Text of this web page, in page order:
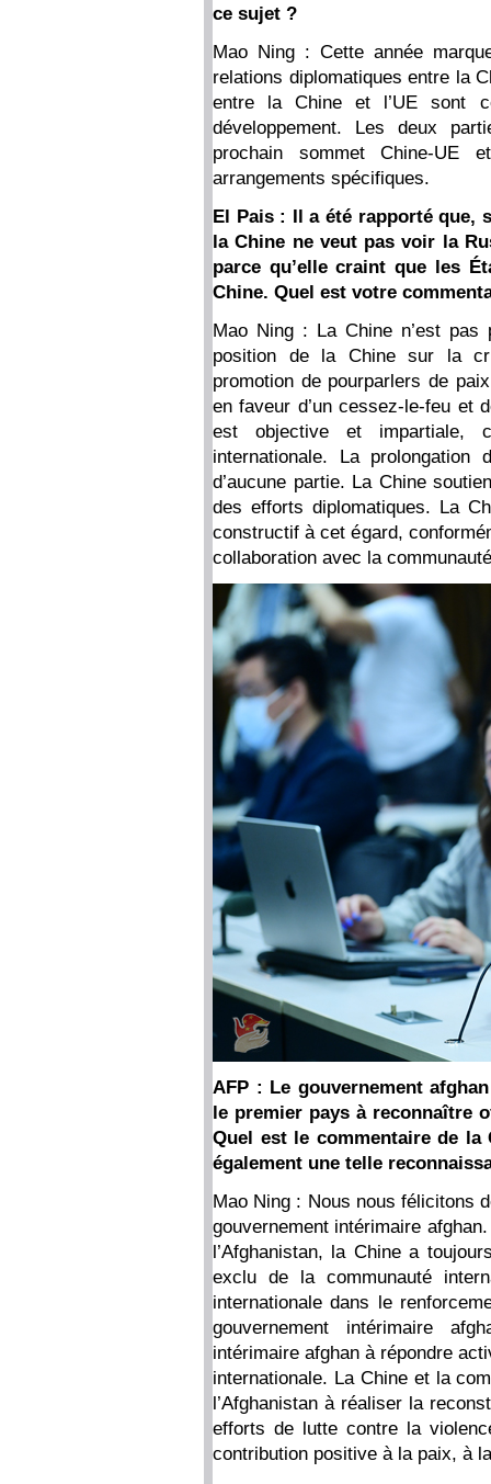
ce sujet ?
Mao Ning : Cette année
relations diplomatiques entre la
entre la Chine et l’UE sont
développement. Les deux
prochain sommet Chine-UE
arrangements spécifiques.
El Pais : Il a été rapporté que,
la Chine ne veut pas voir la
parce qu’elle craint que les
Chine. Quel est votre
Mao Ning : La Chine n’est pas
position de la Chine sur la
promotion de pourparlers de
en faveur d’un cessez-le-feu et
est objective et impartiale,
internationale. La
d’aucune partie. La Chine
des efforts diplomatiques. La
constructif à cet égard,
collaboration avec la
AFP : Le gouvernement
le premier pays à reconnaître
Quel est le commentaire de la
également une telle
Mao Ning : Nous nous félicitons
gouvernement intérimaire
l’Afghanistan, la Chine a
exclu de la communauté
internationale dans le
gouvernement intérimaire
intérimaire afghan à répondre
internationale. La Chine et la
l’Afghanistan à réaliser la
efforts de lutte contre la
contribution positive à la paix, à